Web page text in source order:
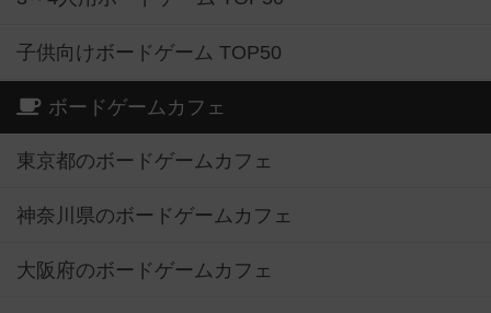
子供向けボードゲーム TOP50
ボードゲームカフェ
東京都のボードゲームカフェ
神奈川県のボードゲームカフェ
大阪府のボードゲームカフェ